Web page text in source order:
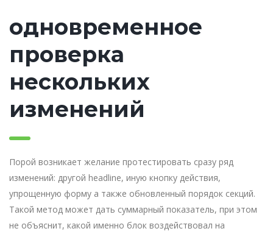
одновременное
проверка
нескольких
изменений
Порой возникает желание протестировать сразу ряд
изменений: другой headline, иную кнопку действия,
упрощенную форму а также обновленный порядок секций.
Такой метод может дать суммарный показатель, при этом
не объяснит, какой именно блок воздействовал на